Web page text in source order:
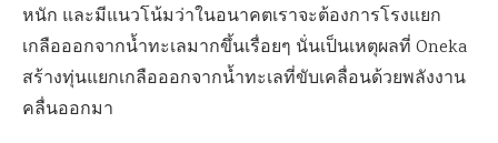
หนัก และมีแนวโน้มว่าในอนาคตเราจะต้องการโรงแยก
เกลือออกจากน้ำทะเลมากขึ้นเรื่อยๆ นั่นเป็นเหตุผลที่ Oneka
สร้างทุ่นแยกเกลือออกจากน้ำทะเลที่ขับเคลื่อนด้วยพลังงาน
คลื่นออกมา